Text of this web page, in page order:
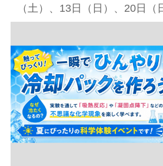
（土）、13日（日）、20日（